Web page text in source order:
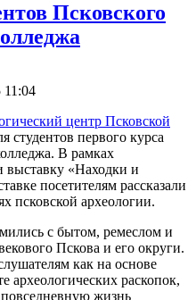
Псковского
11:04
центр Псковской
студентов первого курса
В рамках
выставку «Находки и
посетителям рассказали
псковской археологии.
с бытом, ремеслом и
Пскова и его округи.
как на основе
археологических раскопок,
жизнь